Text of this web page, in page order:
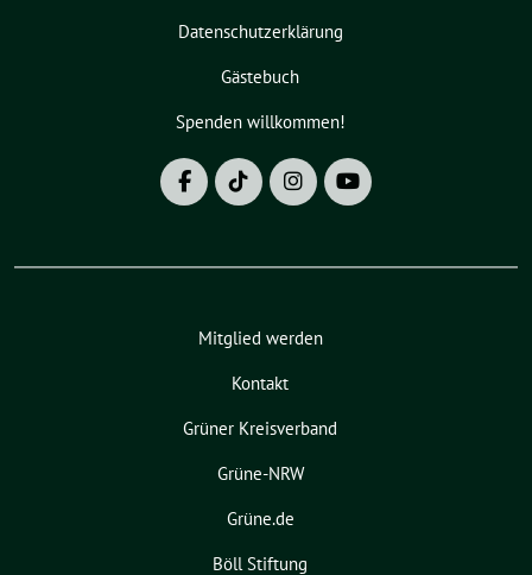
Datenschutzerklärung
Gästebuch
Spenden willkommen!
Mitglied werden
Kontakt
Grüner Kreisverband
Grüne-NRW
Grüne.de
Böll Stiftung